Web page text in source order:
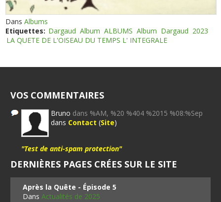
DansAlbums
Etiquettes: Dargaud Album ALBUMS Album Dargaud 2023
LA QUETE DE L'OISEAU DU TEMPS L' INTEGRALE
VOS COMMENTAIRES
Bruno dans %AM, %20 %404 %2015 %08:%Sep
dans Contact (Site)
"Test de anti-spam protection"
DERNIÈRES PAGES CRÉES SUR LE SITE
Après la Quête - Épisode 5
DansActualités de 2025